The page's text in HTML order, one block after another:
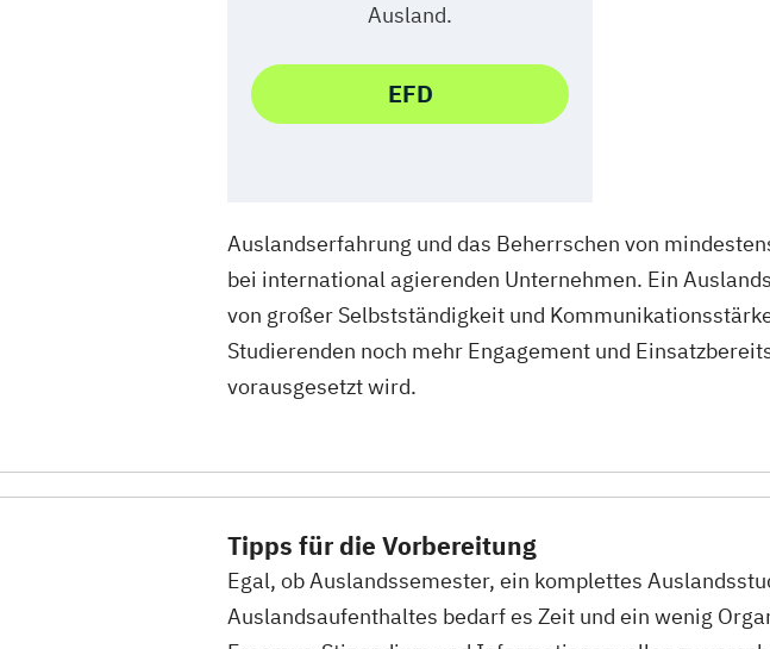
Ausland.
EFD
Auslandserfahrung und das Beherrschen von
bei international agierenden Unternehmen. Ein
von großer Selbstständigkeit und
Studierenden noch mehr Engagement und
vorausgesetzt wird.
Tipps für die Vorbereitung
Egal, ob Auslandssemester, ein komplettes
Auslandsaufenthaltes bedarf es Zeit und ein wenig